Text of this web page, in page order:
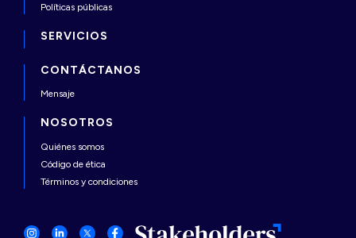
Políticas públicas
SERVICIOS
CONTÁCTANOS
Mensaje
NOSOTROS
Quiénes somos
Código de ética
Términos y condiciones